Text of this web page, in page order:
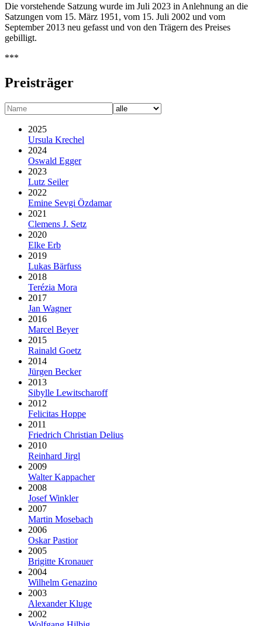
Die vorstehende Satzung wurde im Juli 2023 in Anlehnung an die
Satzungen vom 15. März 1951, vom 15. Juli 2002 und vom
September 2013 neu gefasst und von den Trägern des Preises
gebilligt.
***
Preisträger
2025
Ursula Krechel
2024
Oswald Egger
2023
Lutz Seiler
2022
Emine Sevgi Özdamar
2021
Clemens J. Setz
2020
Elke Erb
2019
Lukas Bärfuss
2018
Terézia Mora
2017
Jan Wagner
2016
Marcel Beyer
2015
Rainald Goetz
2014
Jürgen Becker
2013
Sibylle Lewitscharoff
2012
Felicitas Hoppe
2011
Friedrich Christian Delius
2010
Reinhard Jirgl
2009
Walter Kappacher
2008
Josef Winkler
2007
Martin Mosebach
2006
Oskar Pastior
2005
Brigitte Kronauer
2004
Wilhelm Genazino
2003
Alexander Kluge
2002